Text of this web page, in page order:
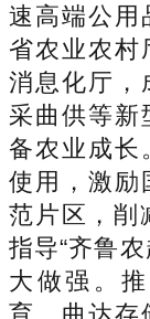
速高端公用
省农业农村
消息化厅，
采曲供等新
备农业成长
使用，激励
范片区，削
指导“齐鲁
大做强。